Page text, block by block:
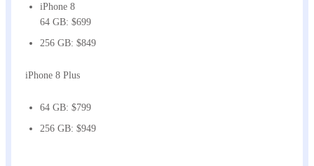
iPhone 8
64 GB: $699
256 GB: $849
iPhone 8 Plus
64 GB: $799
256 GB: $949